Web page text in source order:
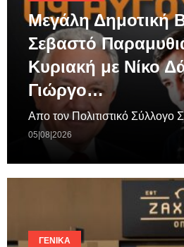
Μεγάλη Δημοτική
Σεβαστό
Κυριακή με Νίκο
Γιώργο…
Απο τον Πολιτιστικό Σύλλογο
05|08|2026
ΓΕΝΙΚΆ